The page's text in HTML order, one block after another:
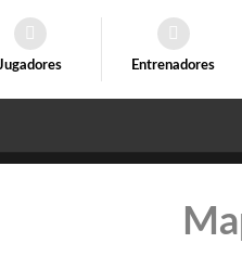
Entrenadores